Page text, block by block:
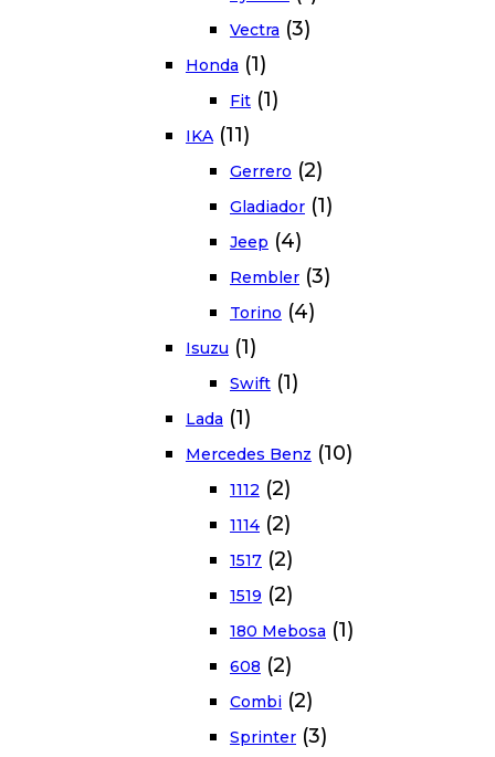
Vectra (3)
Honda (1)
Fit (1)
IKA (11)
Gerrero (2)
Gladiador (1)
Jeep (4)
Rembler (3)
Torino (4)
Isuzu (1)
Swift (1)
Lada (1)
Mercedes Benz (10)
1112 (2)
1114 (2)
1517 (2)
1519 (2)
180 Mebosa (1)
608 (2)
Combi (2)
Sprinter (3)